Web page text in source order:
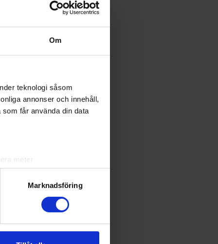
Om
teknologi såsom
annonser och innehåll,
får använda din data
meter
. Du kan ändra
information från din enhet
Marknadsföring